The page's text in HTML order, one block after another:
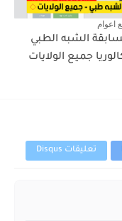
اعوام
الشبه الطبي
جميع الولايات
تعليقات Disqus